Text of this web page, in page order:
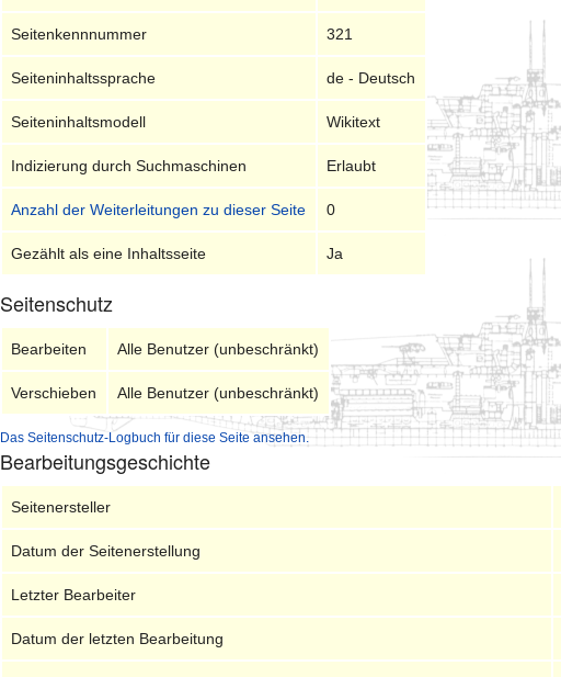
Seitenkennnummer 321
Seiteninhaltssprache de - Deutsch
Seiteninhaltsmodell Wikitext
Indizierung durch Suchmaschinen Erlaubt
Anzahl der Weiterleitungen zu dieser Seite 0
Gezählt als eine Inhaltsseite Ja
Seitenschutz
Bearbeiten Alle Benutzer (unbeschränkt)
Verschieben Alle Benutzer (unbeschränkt)
Das Seitenschutz-Logbuch für diese Seite ansehen.
Bearbeitungsgeschichte
Seitenersteller
Datum der Seitenerstellung
Letzter Bearbeiter
Datum der letzten Bearbeitung